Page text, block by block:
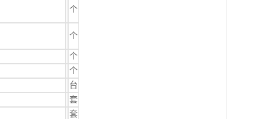
个
个
个
个
台
套
套